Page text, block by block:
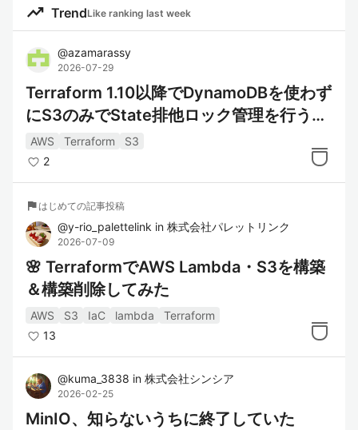
主な特徴:
スケーラブルなオブジェクトストレージ
任意の量のデータを保存および取得でき
る柔軟性。
高い耐久性と可用性: データは複数のリ
ージョンにわたり複製され、高い耐久性
セキュリティとアクセス制御: 強力なア
クセス制御ポリシーと暗号化オプション
により、データの安全性を確保。
費用対効果
モデルで、ストレージコストを最適化。
リファレンス
Amazon S3公式サイト: Amazon S3の概
要、機能、および価格情報を提供。
Amazon S3 Developer Guide
S3のセットアップ、使用方法、ベストプ
trending_up TrendLike ranking last week
@azamarassy
2026-07-29
Terraform 1.10以降でDynamoDBを使わず
にS3のみでState排他ロック管理を行う方
法
AWS Terraform
S3
2
flag はじめての記事投稿
@y-rio_palettelink in 株式会社パレットリンク
2026-07-09
🌸 TerraformでAWS Lambda・S3を構築
＆構築削除してみた
AWS S3 IaC lambda
Terraform
13
@kuma_3838 in 株式会社シンシア
2026-02-25
MinIO、知らないうちに終了していた